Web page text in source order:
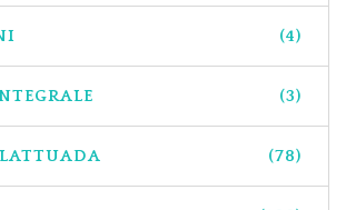
(4)
(3)
(78)